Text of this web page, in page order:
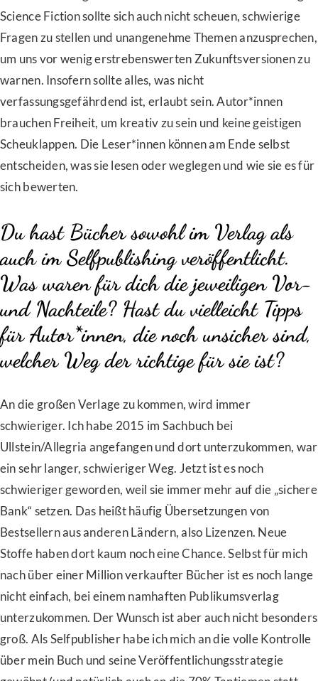
Science Fiction sollte sich auch nicht scheuen, schwierige
Fragen zu stellen und unangenehme Themen anzusprechen,
um uns vor wenig erstrebenswerten Zukunftsversionen zu
warnen. Insofern sollte alles, was nicht
verfassungsgefährdend ist, erlaubt sein. Autor*innen
brauchen Freiheit, um kreativ zu sein und keine geistigen
Scheuklappen. Die Leser*innen können am Ende selbst
entscheiden, was sie lesen oder weglegen und wie sie es für
sich bewerten.
Du hast Bücher sowohl im Verlag als
auch im Selfpublishing veröffentlicht.
Was waren für dich die jeweiligen Vor-
und Nachteile? Hast du vielleicht Tipps
für Autor*innen, die noch unsicher sind,
welcher Weg der richtige für sie ist?
An die großen Verlage zu kommen, wird immer
schwieriger. Ich habe 2015 im Sachbuch bei
Ullstein/Allegria angefangen und dort unterzukommen, war
ein sehr langer, schwieriger Weg. Jetzt ist es noch
schwieriger geworden, weil sie immer mehr auf die „sichere
Bank“ setzen. Das heißt häufig Übersetzungen von
Bestsellern aus anderen Ländern, also Lizenzen. Neue
Stoffe haben dort kaum noch eine Chance. Selbst für mich
nach über einer Million verkaufter Bücher ist es noch lange
nicht einfach, bei einem namhaften Publikumsverlag
unterzukommen. Der Wunsch ist aber auch nicht besonders
groß. Als Selfpublisher habe ich mich an die volle Kontrolle
über mein Buch und seine Veröffentlichungsstrategie